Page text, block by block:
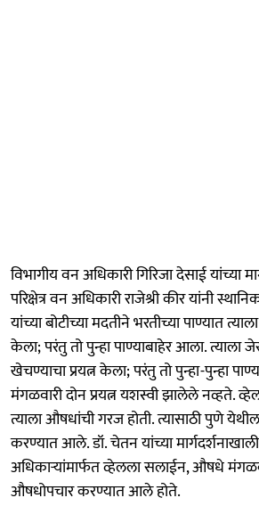
विभागीय वन अधिकारी गिरिजा देसाई यांच्या
परिक्षेत्र वन अधिकारी राजेश्री कीर यांनी
यांच्या बोटीच्या मदतीने भरतीच्या पाण्यात
केला; परंतु तो पुन्हा पाण्याबाहेर आला. त्याला
खेचण्याचा प्रयत्न केला; परंतु तो पुन्हा-पुन्हा
मंगळवारी दोन प्रयत्न यशस्वी झालेले नव्हते.
त्याला औषधांची गरज होती. त्यासाठी पुणे
करण्यात आले. डॉ. चेतन यांच्या
अधिकाऱ्यांमार्फत व्हेलला सलाईन, औषधे
औषधोपचार करण्यात आले होते.